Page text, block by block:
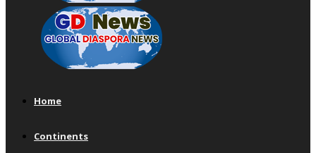
Home
Continents